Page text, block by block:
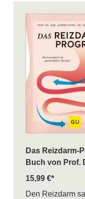
Das Reizdarm-
Buch von Prof.
15,99 €*
Den Reizdarm